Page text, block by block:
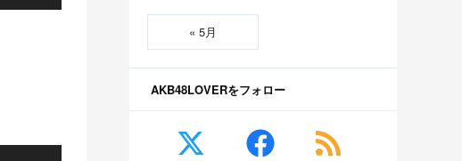
« 5月
AKB48LOVERをフォロー